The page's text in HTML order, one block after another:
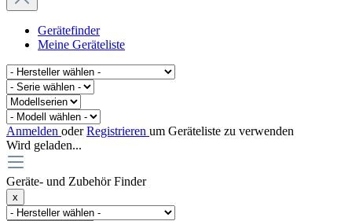
Gerätefinder
Meine Geräteliste
Anmelden oderRegistrieren um Geräteliste zu verwenden
Wird geladen...
Geräte- und Zubehör Finder
x